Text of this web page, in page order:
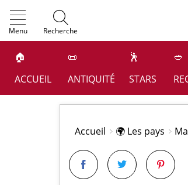
Menu Recherche
🏠
ACCUEIL
📜
ANTIQUITÉ
🕺
STARS
🥙
Accueil 🌍 Les pays